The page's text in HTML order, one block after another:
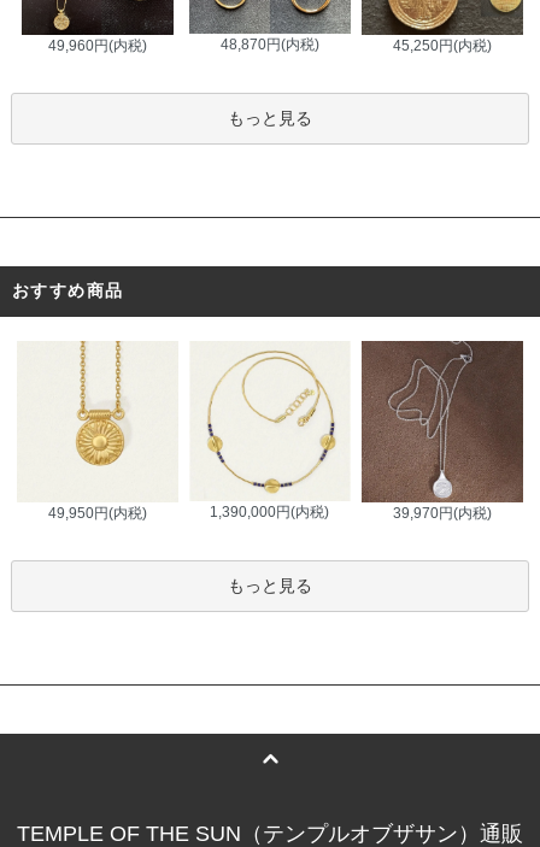
49,960円(内税) 48,870円(内税) 45,250円(内税)
もっと見る
おすすめ商品
49,950円(内税) 1,390,000円(内税) 39,970円(内税)
もっと見る
TEMPLE OF THE SUN（テンプルオブザサン）通販